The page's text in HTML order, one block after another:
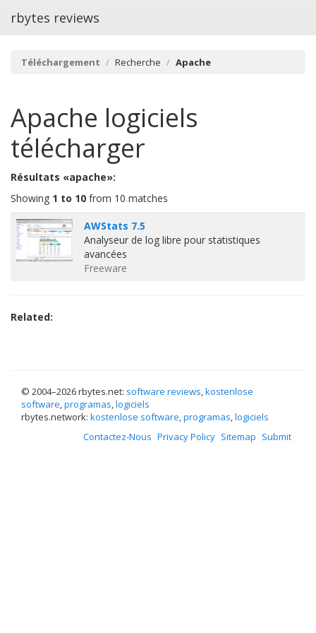
rbytes reviews
Téléchargement Recherche Apache
Apache logiciels
télécharger
Résultats «apache»:
Showing 1 to 10 from 10 matches
AWStats 7.5
Analyseur de log libre pour statistiques
avancées
Freeware
Related:
© 2004–2026 rbytes.net: software reviews,kostenlose
software,programas,logiciels
rbytes.network: kostenlose software,programas,logiciels
Contactez-Nous Privacy Policy Sitemap Submit